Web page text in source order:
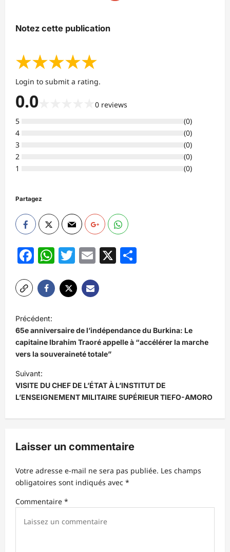
Notez cette publication
★★★★★
Login to submit a rating.
0.0 0 reviews
5
(0)
4
(0)
3
(0)
2
(0)
1
(0)
Partagez
Facebook
WhatsApp
Twitter
Email
X
a
v
i
g
a
o
d
’
a
Précédent:
65e anniversaire de l’indépendance du Burkina: Le
capitaine Ibrahim Traoré appelle à “accélérer la marche
vers la souveraineté totale”
Suivant:
VISITE DU CHEF DE L’ÉTAT À L’INSTITUT DE
L’ENSEIGNEMENT MILITAIRE SUPÉRIEUR TIEFO-AMORO
Laisser un commentaire
Votre adresse e-mail ne sera pas publiée. Les champs
obligatoires sont indiqués avec *
Commentaire *